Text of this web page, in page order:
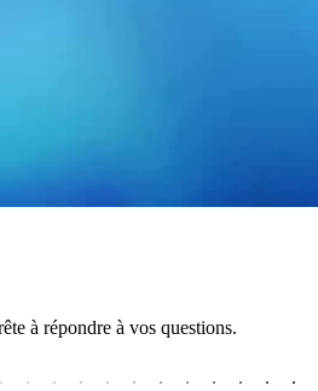
à répondre à vos questions.